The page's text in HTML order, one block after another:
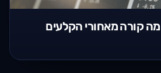
קורה מאחורי הקלעים